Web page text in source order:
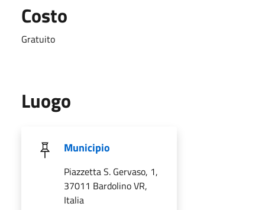
Costo
Gratuito
Luogo
Municipio
Piazzetta S. Gervaso, 1,
37011 Bardolino VR,
Italia